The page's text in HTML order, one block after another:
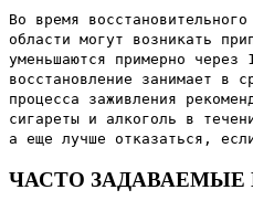
Во время
области могут возникать
уменьшаются примерно через
восстановление занимает в
процесса заживления
сигареты и алкоголь в
а еще лучше отказаться,
ЧАСТО